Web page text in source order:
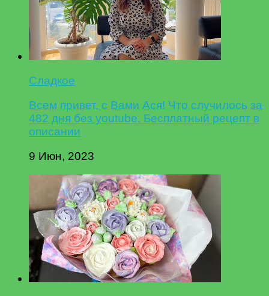
Сладкое
Всем привет, с Вами Ася! Что случилось за
482 дня без youtube. Бесплатный рецепт в
описании
9 Июн, 2023